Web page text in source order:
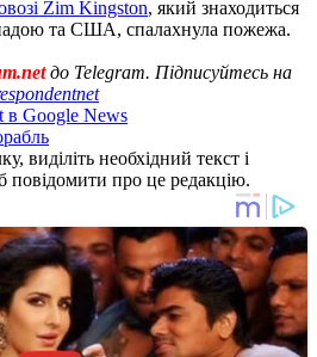
Zim Kingston, який знаходиться
та США, спалахнула пожежа.
до Telegram. Підписуйтесь на
в Google News
виділіть необхідний текст і
повідомити про це редакцію.